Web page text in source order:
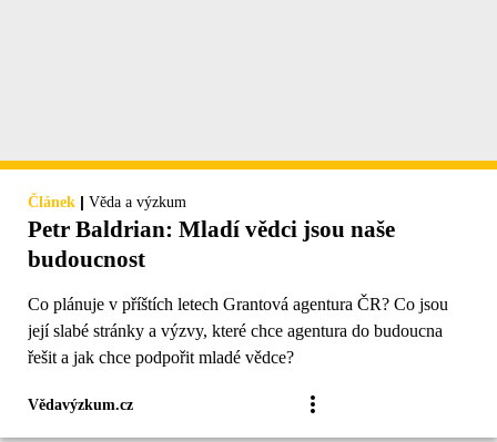
Článek | Věda a výzkum
Petr Baldrian: Mladí vědci jsou naše
budoucnost
Co plánuje v příštích letech Grantová agentura ČR? Co jsou
její slabé stránky a výzvy, které chce agentura do budoucna
řešit a jak chce podpořit mladé vědce?
Vědavýzkum.cz